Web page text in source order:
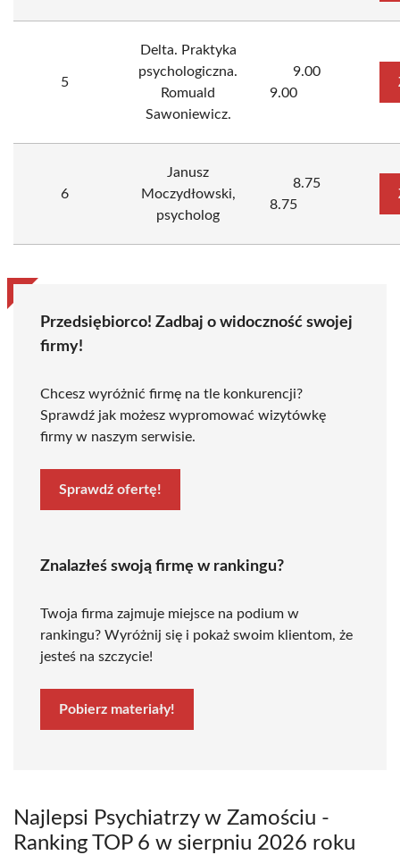
5
Delta. Praktyka
psychologiczna.
Romuald
Sawoniewicz.
9.00
9.00
6
Janusz
Moczydłowski,
psycholog
8.75
8.75
Przedsiębiorco! Zadbaj o widoczność swojej
firmy!
Chcesz wyróżnić firmę na tle konkurencji?
Sprawdź jak możesz wypromować wizytówkę
firmy w naszym serwisie.
Sprawdź ofertę!
Znalazłeś swoją firmę w rankingu?
Twoja firma zajmuje miejsce na podium w
rankingu? Wyróżnij się i pokaż swoim klientom, że
jesteś na szczycie!
Pobierz materiały!
Najlepsi Psychiatrzy w Zamościu -
Ranking TOP 6 w sierpniu 2026 roku